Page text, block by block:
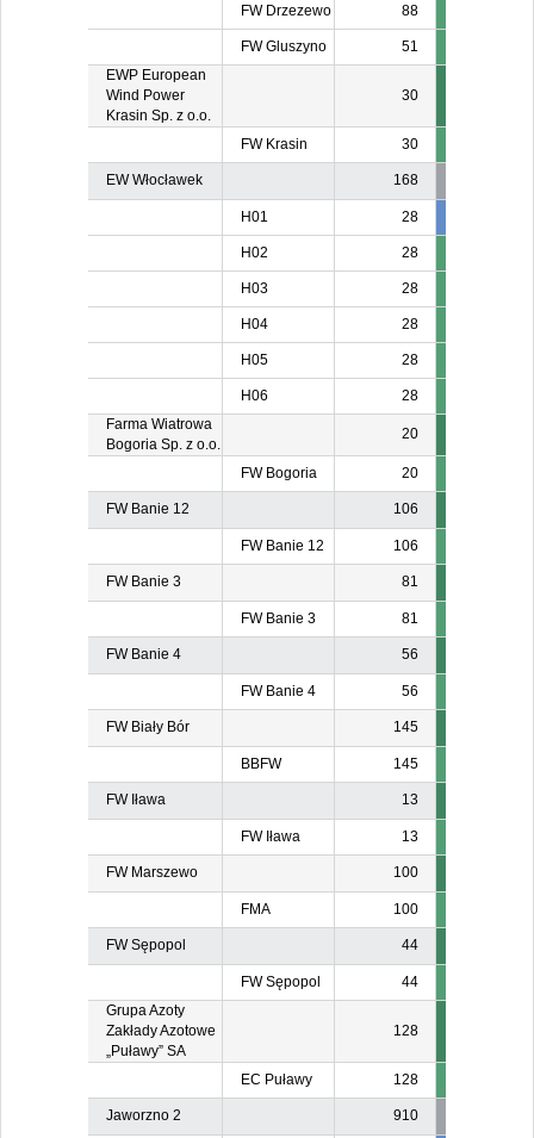
FW Drzezewo 88
FW Gluszyno
51
EWP European
Wind Power
Krasin Sp. z o.o.
30
FW Krasin 30
EW Włocławek 168
H01 28
H02 28
H03 28
H04 28
H05 28
H06
28
Farma Wiatrowa
Bogoria Sp. z o.o.
20
FW Bogoria 20
FW Banie 12 106
FW Banie 12 106
FW Banie 3 81
FW Banie 3 81
FW Banie 4 56
FW Banie 4 56
FW Biały Bór 145
BBFW 145
FW Iława 13
FW Iława 13
FW Marszewo 100
FMA 100
FW Sępopol 44
FW Sępopol
44
Grupa Azoty
Zakłady Azotowe
„Puławy” SA
128
EC Puławy 128
Jaworzno 2 910